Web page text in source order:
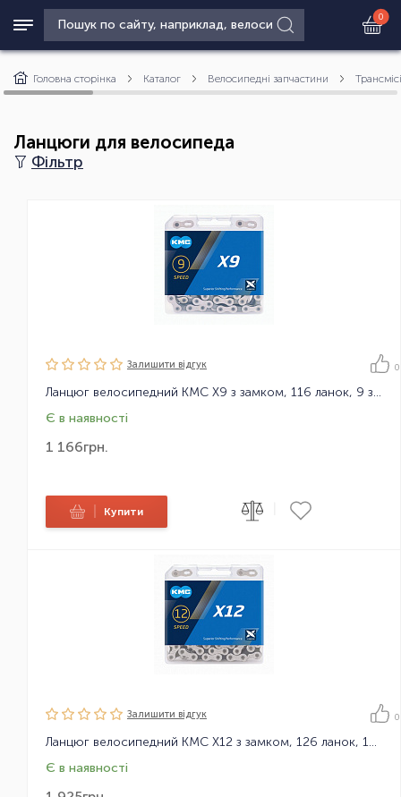
0
Головна сторінка Каталог Велосипедні запчастини
Ланцюги для велосипеда
Фільтр
Залишити вiдгук 0
Ланцюг велосипедний KMC X9 з замком, 116 ланок, 9 зірок
Є в наявності
1 166грн.
Купити
Залишити вiдгук 0
Ланцюг велосипедний KMC X12 з замком, 126 ланок, 12 зірок
Є в наявності